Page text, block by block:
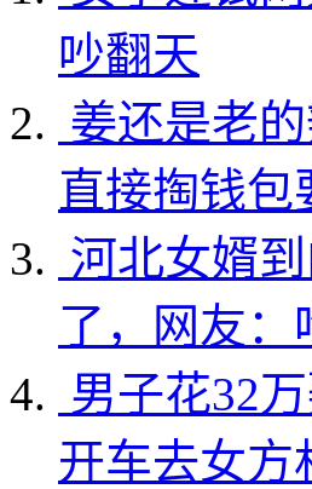
吵翻天
姜还是老
直接掏钱包
河北女婿
了，网友：
男子花32
开车去女方